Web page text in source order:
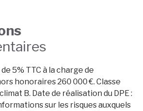
5% TTC à la charge de
honoraires 260 000 €. Classe
B. Date de réalisation du DPE :
sur les risques auxquels